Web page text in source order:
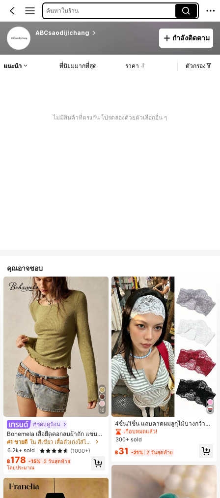
ค้นหาในร้าน
ABCsaodijichang
กำลังติดตาม
แนะนำ ที่นิยมมากที่สุด ราคา ตัวกรอง
ไม่มีสินค้าที่ตรงกัน โปรดลองด้วยตัวเลือกอื่น ๆ
คุณอาจชอบ
10
#ชุดฤดูร้อน
Bohemela เสื้อยืดคอกลมผ้าถัก แขนยา
ว สีเรียบ ใช้งานทั่วไป สำหรับผู้หญิง
#1 ขายดี
ใน สีเขียว เสื้อตัวเก่งใส่ได้ทุกวัน
6.2k+ sold
(1000+)
฿178 -15% 2 วันสุดท้าย
โดยประมาณ
4ชิ้น/1ชิ้น แถบคาดผมลูกไม้บางกว้างยื
ดหยุ่นสำหรับผู้หญิง, แฟชั่นอเนกประสง
ค์พรีเมียมหรูหราสไตล์มินิมอล ผ้าพันคอ
หรับการออกไปข้างนอกประจำวัน, ลำล
น, การมัดผม, การจัดทรงผม, การแต่งห
น้า, การจับคู่ชุด, อุปกรณ์เสริมประดับผ
#1 ขายดี
ใน 20-30% อ อุปกรณ์ผมของผู้หญิง
เกือบหมดแล้ว!
#1 ขายดี
ใน 20-30% อ อุปกรณ์ผมของผู้หญิง
เกือบหมดแล้ว!
#1 ขายดี
ใน 20-30% อ อุปกรณ์ผมของผู้หญิง
เกือบหมดแล้ว!
#1 ขายดี
เกือบหมดแล้ว!
300+ sold
฿31 -21% 2 วันสุดท้าย